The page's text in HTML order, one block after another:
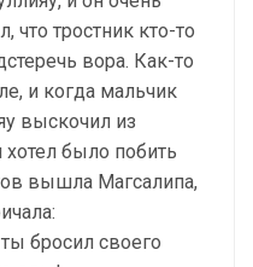
что тростник кто-то
вора. Как-то
и когда мальчик
выскочил из
хотел было побить
вышла Магсалипа,
бросил своего